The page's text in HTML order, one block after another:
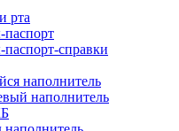
рта
справки
наполнитель
наполнитель